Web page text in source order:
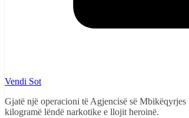
Vendi Sot
Gjatë një operacioni të Agjencisë së
kilogramë lëndë narkotike e llojit heroinë.